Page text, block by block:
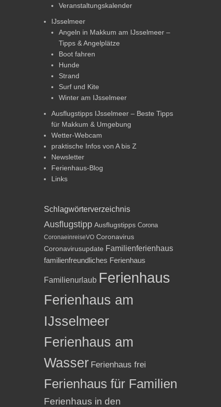
Veranstaltungskalender
IJsselmeer
Angeln in Makkum am IJsselmeer –
Tipps & Angelplätze
Boot fahren
Hunde
Strand
Surf und Kite
Winter am IJsselmeer
Ausflugstipps IJsselmeer – Beste Tipps
für Makkum & Umgebung
Wetter-Webcam
praktische Infos von A bis Z
Newsletter
Ferienhaus-Blog
Links
Schlagwörterverzeichnis
Ausflugstipp Ausflugstipps Corona
CoronaeinreiseVO Coronavirus
Coronavirusupdate Familienferienhaus
familienfreundliches Ferienhaus
Familienurlaub Ferienhaus
Ferienhaus am
IJsselmeer
Ferienhaus am
Wasser Ferienhaus frei
Ferienhaus für Familien
Ferienhaus in den